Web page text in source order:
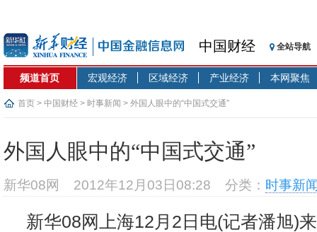
中国财经 全站导航
频道首页 宏观经济 区域经济 产业经济 本网聚焦
首页 > 中国财经 > 时事新闻 > 外国人眼中的“中国式交通”
外国人眼中的“中国式交通”
新华08网 2012年12月03日08:28 分类： 时事新
新华08网上海12月2日电(记者潘旭)